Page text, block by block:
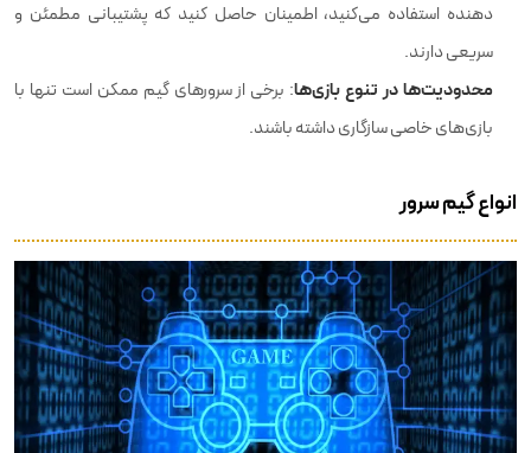
دهنده استفاده می‌کنید، اطمینان حاصل کنید که پشتیبانی مطمئن و
سریعی دارند.
محدودیت‌ها در تنوع بازی‌ها: برخی از سرورهای گیم ممکن است تنها با
بازی‌های خاصی سازگاری داشته باشند.
انواع گیم سرور